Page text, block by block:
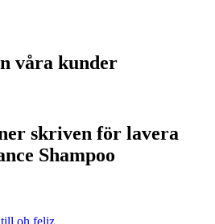
våra kunder
skriven för lavera
Shampoo
oh feliz